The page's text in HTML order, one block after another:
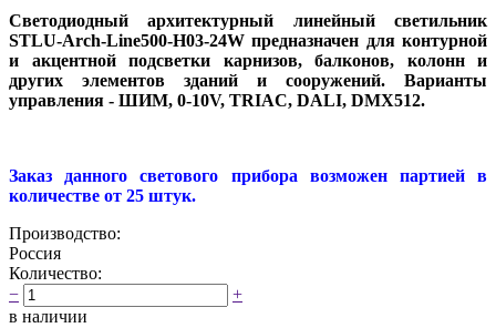
Светодиодный архитектурный линейный светильник
STLU-Arch-Line500-H03-24W предназначен для контурной
и акцентной подсветки карнизов, балконов, колонн и
других элементов зданий и сооружений. Варианты
управления - ШИМ, 0-10V, TRIAC, DALI, DMX512.
Заказ данного светового прибора возможен партией в
количестве от 25 штук.
Производство:
Россия
Количество:
−
+
в наличии